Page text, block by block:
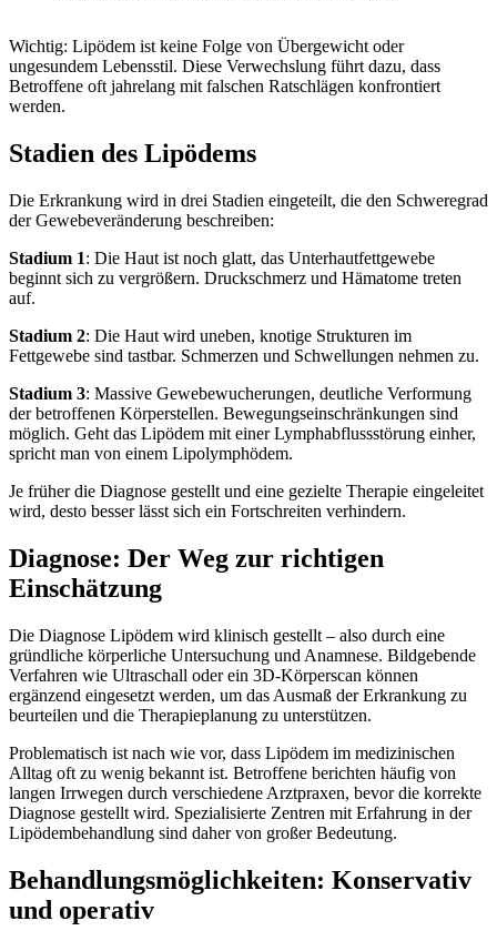
Wichtig: Lipödem ist keine Folge von Übergewicht oder
ungesundem Lebensstil. Diese Verwechslung führt dazu, dass
Betroffene oft jahrelang mit falschen Ratschlägen konfrontiert
werden.
Stadien des Lipödems
Die Erkrankung wird in drei Stadien eingeteilt, die den Schweregrad
der Gewebeveränderung beschreiben:
Stadium 1: Die Haut ist noch glatt, das Unterhautfettgewebe
beginnt sich zu vergrößern. Druckschmerz und Hämatome treten
auf.
Stadium 2: Die Haut wird uneben, knotige Strukturen im
Fettgewebe sind tastbar. Schmerzen und Schwellungen nehmen zu.
Stadium 3: Massive Gewebewucherungen, deutliche Verformung
der betroffenen Körperstellen. Bewegungseinschränkungen sind
möglich. Geht das Lipödem mit einer Lymphabflussstörung einher,
spricht man von einem Lipolymphödem.
Je früher die Diagnose gestellt und eine gezielte Therapie eingeleitet
wird, desto besser lässt sich ein Fortschreiten verhindern.
Diagnose: Der Weg zur richtigen
Einschätzung
Die Diagnose Lipödem wird klinisch gestellt – also durch eine
gründliche körperliche Untersuchung und Anamnese. Bildgebende
Verfahren wie Ultraschall oder ein 3D-Körperscan können
ergänzend eingesetzt werden, um das Ausmaß der Erkrankung zu
beurteilen und die Therapieplanung zu unterstützen.
Problematisch ist nach wie vor, dass Lipödem im medizinischen
Alltag oft zu wenig bekannt ist. Betroffene berichten häufig von
langen Irrwegen durch verschiedene Arztpraxen, bevor die korrekte
Diagnose gestellt wird. Spezialisierte Zentren mit Erfahrung in der
Lipödembehandlung sind daher von großer Bedeutung.
Behandlungsmöglichkeiten: Konservativ
und operativ